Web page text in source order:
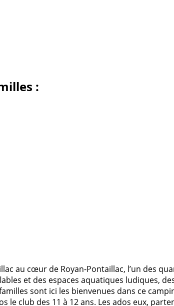
:
au cœur de Royan-Pontaillac, l’un des
et des espaces aquatiques ludiques,
sont ici les bienvenues dans ce
club des 11 à 12 ans. Les ados eux,